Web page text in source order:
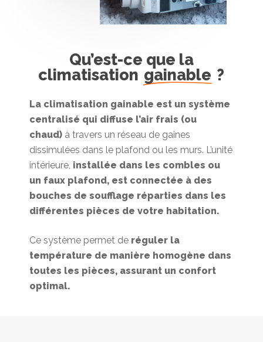
Qu’est-ce que la
climatisation gainable ?
La climatisation gainable est un système
centralisé qui diffuse l’air frais (ou
chaud) à travers un réseau de gaines
dissimulées dans le plafond ou les murs. L’unité
intérieure, installée dans les combles ou
un faux plafond, est connectée à des
bouches de soufflage réparties dans les
différentes pièces de votre habitation.
Ce système permet de réguler la
température de manière homogène dans
toutes les pièces, assurant un confort
optimal.